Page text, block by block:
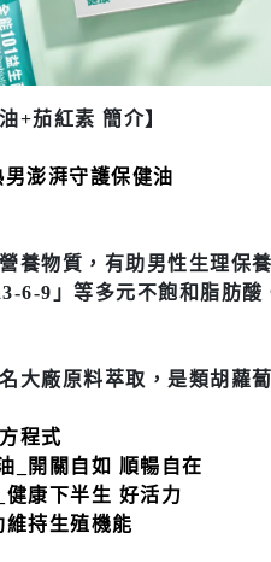
+茄紅素 簡介】
澎湃守護保健油
養物質，有助男性生理保
6-9」等多元不飽和脂肪酸
大廠原料萃取，是類胡蘿
程式
_開關自如 順暢自在
康下半生 好活力
持生殖機能